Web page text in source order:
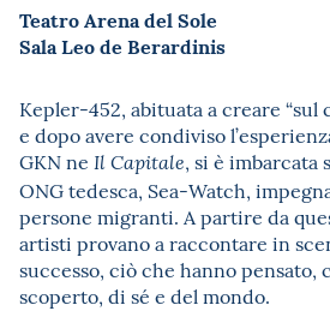
Teatro Arena del Sole
Sala Leo de Berardinis
Kepler-452, abituata a creare “sul
e dopo avere condiviso
GKN ne Il Capitale, si è imbarcata
ONG tedesca, Sea-Watch,
persone migranti. A partire da
artisti provano a raccontare in
successo, ciò che hanno pensato,
scoperto, di sé e del mondo.